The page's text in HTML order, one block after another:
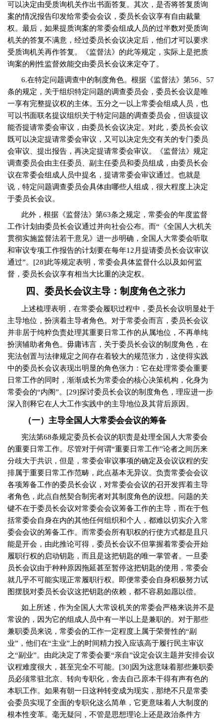
可以决定由受质询机关作出书面答复。其次，是否将答复质询
案的情况报告印发给常委会会议，委员长会议享有自由裁量
权。最后，如果提质询案的常委会组成人员的过半数对受质询
机关的答复不满意，经过委员长会议决定后，他们才可以要求
受质询机关再作答复。《监督法》的此等规定，实际上是把质
询案的刚性监督效能交由委员长会议来定夺了。
6.在特定问题调查中的制度角色。根据《监督法》第56
57
条的规定，关于组织特定问题的调查委员会，委员长会议是唯
一享有完整提议权的主体。五分之一以上常委会组成人员，也
可以书面联名提议组织关于特定问题的调查委员会，但该提议
能否提请常委会审议，由委员长会议决定。对此，委员长会议
既可以决定提请常委会审议，又可以决定先交有关的专门委员
会审议、提出报告，再决定提请常委会审议。《监督法》规定
调查委员会由主任委员、副主任委员和委员组成，由委员长会
议在常委会组成人员中提名，提请常委会审议通过。也就是
说，特定问题调查委员会具体由哪些人组成，很大程度上决定
于委员长会议。
此外，根据《监督法》第63条之规定，常委会的年度监督
工作计划由委员长会议通过并向社会公布。而“《全国人大机关
贯彻实施监督法若干意见》进一步明确，全国人大常委会听取
和审议专项工作报告的计划要在每年12 月提请委员长会议审议
通过”。 [28]此等规定表明，常委会具体监督什么以及如何监
督，委员长会议享有相当大比重的决定权。
四、委员长会议主导：制度角色之张力
上述梳理表明，在常委会履职过程中，委员长会议明显处于
主导地位，扮演着主导者角色。对于常委会而言，委员长会议
并非居于纯粹负责处理其重要日常工作的从属地位，不再单纯
扮演辅助者角色。毋庸讳言，关于委员长会议的制度角色，在
宪法创置与法律规定之间存在着较大的规范张力，这使得实践
中的委员长会议表现出明显的角色张力：它在处理常委会重要
日常工作的同时，渐渐成长为常委会的核心决策机构，化身为
常委会的“内阁”。 [29]探讨委员长会议的制度角色，理应进一步
深入剖释它在人大工作实践中的主导地位及其背后原因。
（一）主导全国人大常委会会议的筹备
宪法第68条规定委员长会议的职责是处理全国人大常委会
的重要日常工作。尽管对于何谓“重要日常工作”论者之间历来
分歧大于共识，但是，常委会审议事项的确定及会议议程的安
排属于重要日常工作范畴，此点基本无异议。负责常委会会议
各项筹备工作的委员长会议，对常委会会议的召开发挥着主导
者角色，此点自然契合制宪者对其制度角色的设想。问题的关
键不在于委员长会议对常委会会议筹备工作的主导，而在于包
括常委会自身在内的其他任何组织和个人，都难以切实介入常
委会会议的筹备工作。而常委会所有职权的行使方式都是且只
能是开会，由此推论可得，委员长会议不但掌握着常委会开始
履职行权的启动钥匙，而且是这把钥匙的唯一掌管者。一旦委
员长会议由于种种原因拖延甚至暂停这把钥匙的使用，常委会
就几乎不可能实现正常履职行权。即便常委会自身积极努力试
图摆脱对委员长会议这把钥匙的依赖，都不容易如愿以偿。
如上所述，作为全国人大常设机关的常委会严格来说并不是
常设的，因为它的组成人员中有一半以上是兼职的。对于那些
兼职委员来说，常委会的工作一定程度上属于荣誉性的“副
业”，他们在“主业”上的时间精力投入应该高于履行民主审议
之“副业”。由此决定了常委会要“亲自”设定会议主题并安排会议
议程难度很大，甚至完全不可能。 [30]因为这意味着那些兼职委
员必须常驻北京、转向专职化，舍去自己原本干得有声有色的
本职工作。如果有朝一日这种转变成为现实，那绝不只是常委
会委员实现了全面的专职化这么简单，它更意味着人大制度的
根本性变革。毫无疑问，不管是思想理论上还是政治条件方